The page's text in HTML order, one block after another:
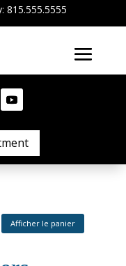
815.555.5555
Afficher le panier